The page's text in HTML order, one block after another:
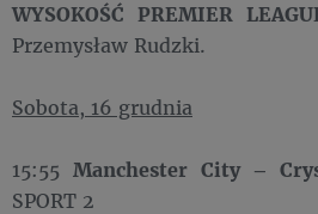
WYSOKOŚĆ PREMIER
Przemysław Rudzki.
Sobota, 16 grudnia
15:55 Manchester City –
SPORT 2